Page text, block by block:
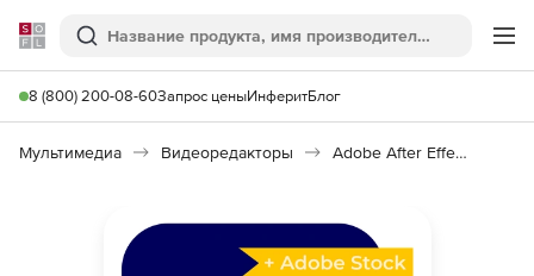
Softline
Поиск
8 (800) 200-08-60Запрос ценыИнферитБлог
Мультимедиа Видеоредакторы Adobe After Effects Pro